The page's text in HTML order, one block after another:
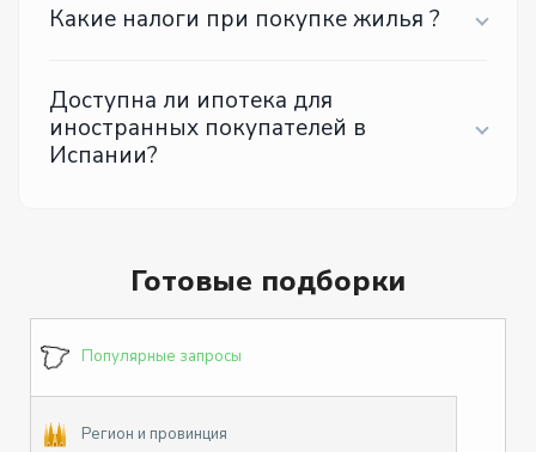
Какие налоги при покупке жилья ?
Доступна ли ипотека для
иностранных покупателей в
Испании?
Готовые подборки
Популярные запросы
Регион и провинция